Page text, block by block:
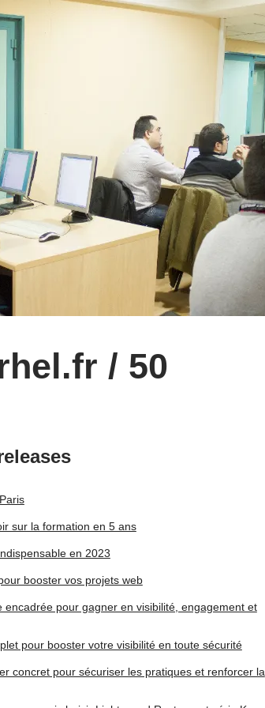
/ 50
sur la formation en 5 ans
en 2023
booster vos projets web
pour gagner en visibilité, engagement et
pour booster votre visibilité en toute sécurité
concret pour sécuriser les pratiques et renforcer la